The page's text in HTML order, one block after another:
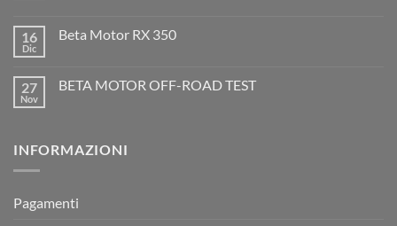
2026:
è
arrivata
su
Motocross
è
16
Dic
Beta Motor RX 350
Beta
27
Nov
BETA MOTOR OFF-ROAD TEST
MOTOR
INFORMAZIONI
Pagamenti